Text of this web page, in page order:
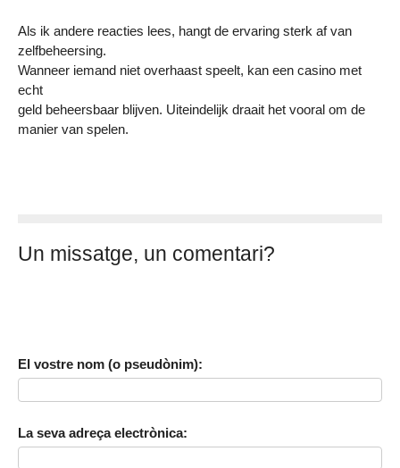
Als ik andere reacties lees, hangt de ervaring sterk af van
zelfbeheersing.
Wanneer iemand niet overhaast speelt, kan een casino met
echt
geld beheersbaar blijven. Uiteindelijk draait het vooral om de
manier van spelen.
Un missatge, un comentari?
El vostre nom (o pseudònim):
La seva adreça electrònica: